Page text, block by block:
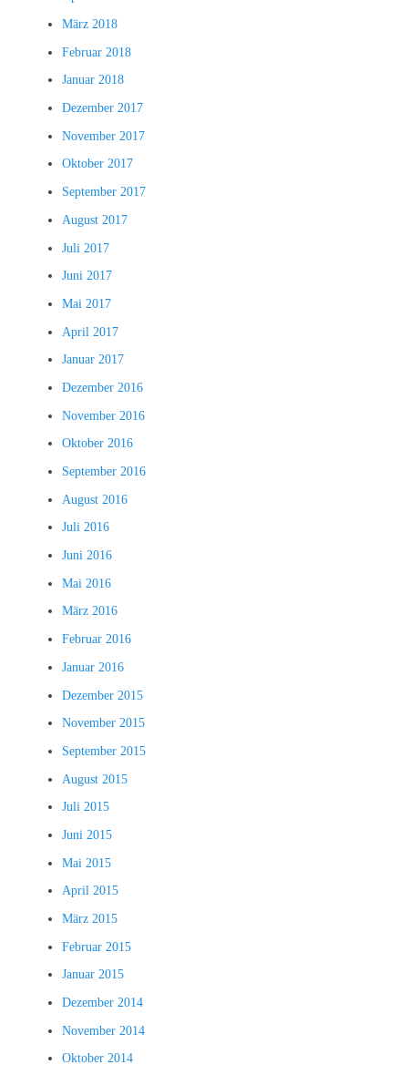
März 2018
Februar 2018
Januar 2018
Dezember 2017
November 2017
Oktober 2017
September 2017
August 2017
Juli 2017
Juni 2017
Mai 2017
April 2017
Januar 2017
Dezember 2016
November 2016
Oktober 2016
September 2016
August 2016
Juli 2016
Juni 2016
Mai 2016
März 2016
Februar 2016
Januar 2016
Dezember 2015
November 2015
September 2015
August 2015
Juli 2015
Juni 2015
Mai 2015
April 2015
März 2015
Februar 2015
Januar 2015
Dezember 2014
November 2014
Oktober 2014